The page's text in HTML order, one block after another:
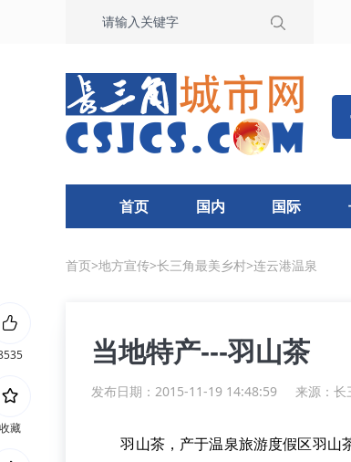
首页 国内 国际
首页>地方宣传>长三角最美乡村>连云港温泉
当地特产---羽山茶
发布日期：2015-11-19 14:48:59 来源： 长
羽山茶，产于温泉旅游度假区羽山茶
收藏